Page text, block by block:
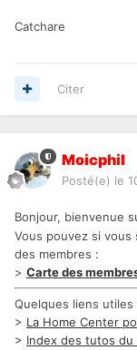
Catchare
Citer
Moicphil
Posté(e) le
Bonjour, bienvenue
Vous pouvez si
des membres :
> Carte des
Quelques liens utiles
> La Home Center
> Index des tutos du